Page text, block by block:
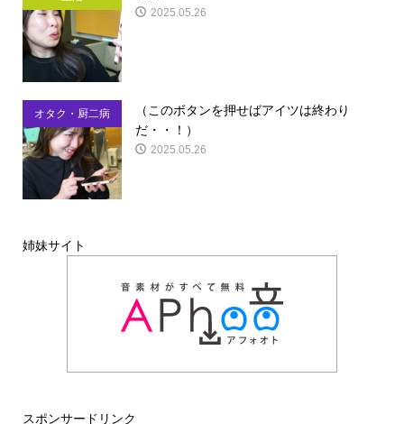
2025.05.26
オタク・厨二病
（このボタンを押せばアイツは終わり
だ・・！）
2025.05.26
姉妹サイト
スポンサードリンク